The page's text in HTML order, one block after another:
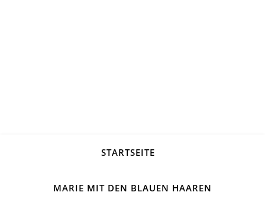
STARTSEITE
MARIE MIT DEN BLAUEN HAAREN